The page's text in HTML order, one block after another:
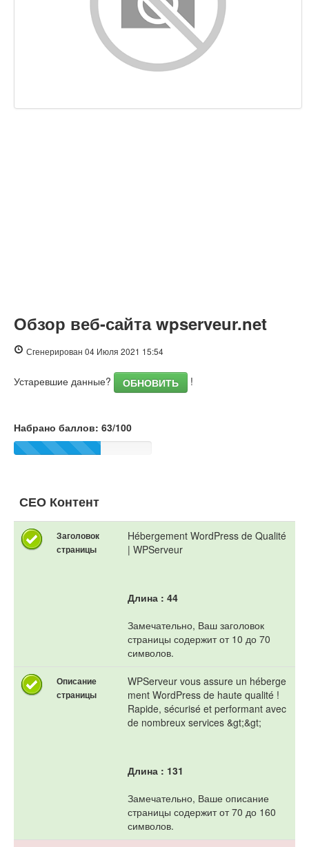
Юзабилити
Документ
Мобильный телефон
Обзор веб-сайта wpserveur.net
Сгенерирован 04 Июля 2021 15:54
Устаревшие данные? ОБНОВИТЬ !
Набрано баллов: 63/100
СЕО Контент
Заголовок
страницы
Hébergement WordPress de Qualité
| WPServeur
Длина : 44
Замечательно, Ваш заголовок
страницы содержит от 10 до 70
символов.
Описание
страницы
WPServeur vous assure un héberge
ment WordPress de haute qualité !
Rapide, sécurisé et performant avec
de nombreux services &gt;&gt;
Длина : 131
Замечательно, Ваше описание
страницы содержит от 70 до 160
символов.